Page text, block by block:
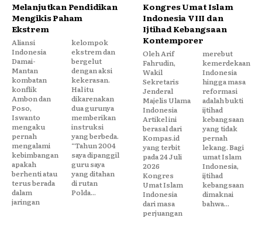
Melanjutkan Pendidikan
Mengikis Paham
Ekstrem
Aliansi
Indonesia
Damai-
Mantan
kombatan
konflik
Ambon dan
Poso,
Iswanto
mengaku
pernah
mengalami
kebimbangan
apakah
berhenti atau
terus berada
dalam
jaringan
kelompok
ekstrem dan
bergelut
dengan aksi
kekerasan.
Hal itu
dikarenakan
dua gurunya
memberikan
instruksi
yang berbeda.
“Tahun 2004
saya dipanggil
guru saya
yang ditahan
di rutan
Polda...
Kongres Umat Islam
Indonesia VIII dan
Ijtihad Kebangsaan
Kontemporer
Oleh Arif
Fahrudin,
Wakil
Sekretaris
Jenderal
Majelis Ulama
Indonesia
Artikel ini
berasal dari
Kompas.id
yang terbit
pada 24 Juli
2026
Kongres
Umat Islam
Indonesia
dari masa
perjuangan
merebut
kemerdekaan
Indonesia
hingga masa
reformasi
adalah bukti
ijtihad
kebangsaan
yang tidak
pernah
lekang. Bagi
umat Islam
Indonesia,
ijtihad
kebangsaan
dimaknai
bahwa...